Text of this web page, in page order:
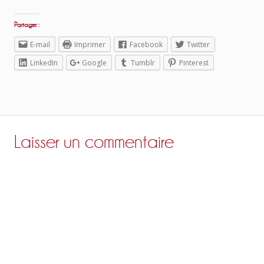
Partager :
E-mail Imprimer Facebook
Twitter
LinkedIn
Google Tumblr Pinterest
Laisser un commentaire